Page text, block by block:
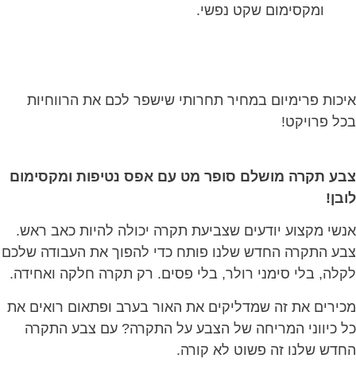
ומקסימום שקט נפשי.
איכות פרימיום במחיר תחרותי שישפר לכם את הרווחיות
בכל פרויקט!
צבע תקרה מושלם סופר מט עם אפס נטיפות ומקסימום
לובן!
אנשי מקצוע יודעים שצביעת תקרה יכולה להיות כאב ראש.
צבע התקרה החדש שלנו פותח כדי להפוך את העבודה שלכם
לקלה, בלי סימני רולר, בלי פסים. רק תקרה חלקה ואחידה.
מכירים את זה שמדליקים את האור בערב ופתאום רואים את
כל כיווני המריחה של הצבע על התקרה? עם צבע התקרה
החדש שלנו זה פשוט לא קורה.